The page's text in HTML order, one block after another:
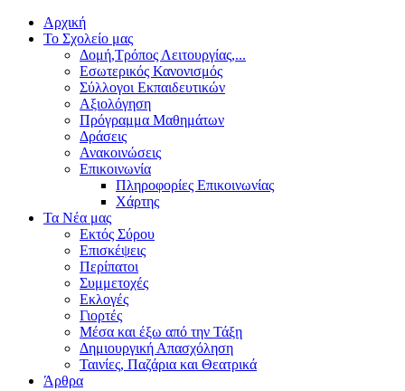
Αρχική
Το Σχολείο μας
Δομή,Τρόπος Λειτουργίας,...
Εσωτερικός Κανονισμός
Σύλλογοι Εκπαιδευτικών
Αξιολόγηση
Πρόγραμμα Μαθημάτων
Δράσεις
Ανακοινώσεις
Επικοινωνία
Πληροφορίες Επικοινωνίας
Χάρτης
Τα Νέα μας
Εκτός Σύρου
Επισκέψεις
Περίπατοι
Συμμετοχές
Εκλογές
Γιορτές
Μέσα και έξω από την Τάξη
Δημιουργική Απασχόληση
Ταινίες, Παζάρια και Θεατρικά
Άρθρα